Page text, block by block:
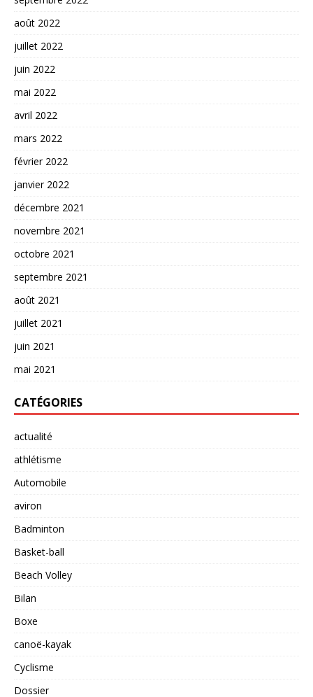
août 2022
juillet 2022
juin 2022
mai 2022
avril 2022
mars 2022
février 2022
janvier 2022
décembre 2021
novembre 2021
octobre 2021
septembre 2021
août 2021
juillet 2021
juin 2021
mai 2021
CATÉGORIES
actualité
athlétisme
Automobile
aviron
Badminton
Basket-ball
Beach Volley
Bilan
Boxe
canoë-kayak
Cyclisme
Dossier